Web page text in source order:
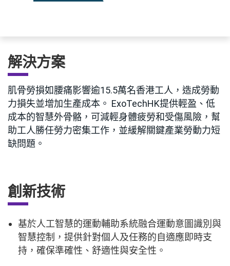
解決方案
肌骨勞損如腰痛影響逾15.5萬名香港工人，造成勞動
力損失並增加生產成本。 ExoTechHK提供輕盈、低
成本的智慧外骨骼，可減輕身體疲勞和受傷風險，幫
助工人勝任勞力密集工作，並緩解關鍵產業勞動力短
缺問題。
創新技術
基於人工智慧的運動輔助系統融合運動意圖識別與
智慧控制，提供針對個人及任務的自適應即時支
持，確保準確性、舒適性與安全性。